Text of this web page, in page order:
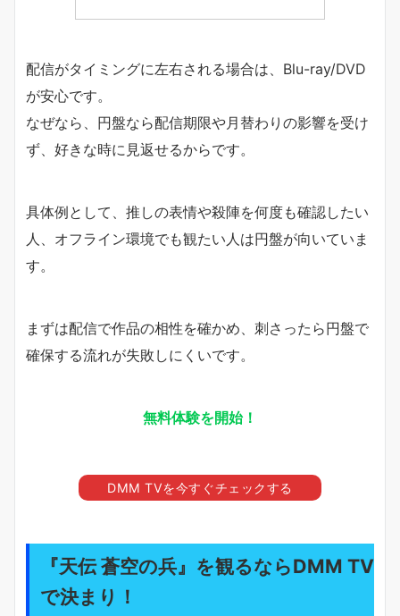
配信がタイミングに左右される場合は、Blu-ray/DVD
が安心です。
なぜなら、円盤なら配信期限や月替わりの影響を受け
ず、好きな時に見返せるからです。
具体例として、推しの表情や殺陣を何度も確認したい
人、オフライン環境でも観たい人は円盤が向いていま
す。
まずは配信で作品の相性を確かめ、刺さったら円盤で
確保する流れが失敗しにくいです。
無料体験を開始！
DMM TVを今すぐチェックする
『天伝 蒼空の兵』を観るならDMM TV
で決まり！